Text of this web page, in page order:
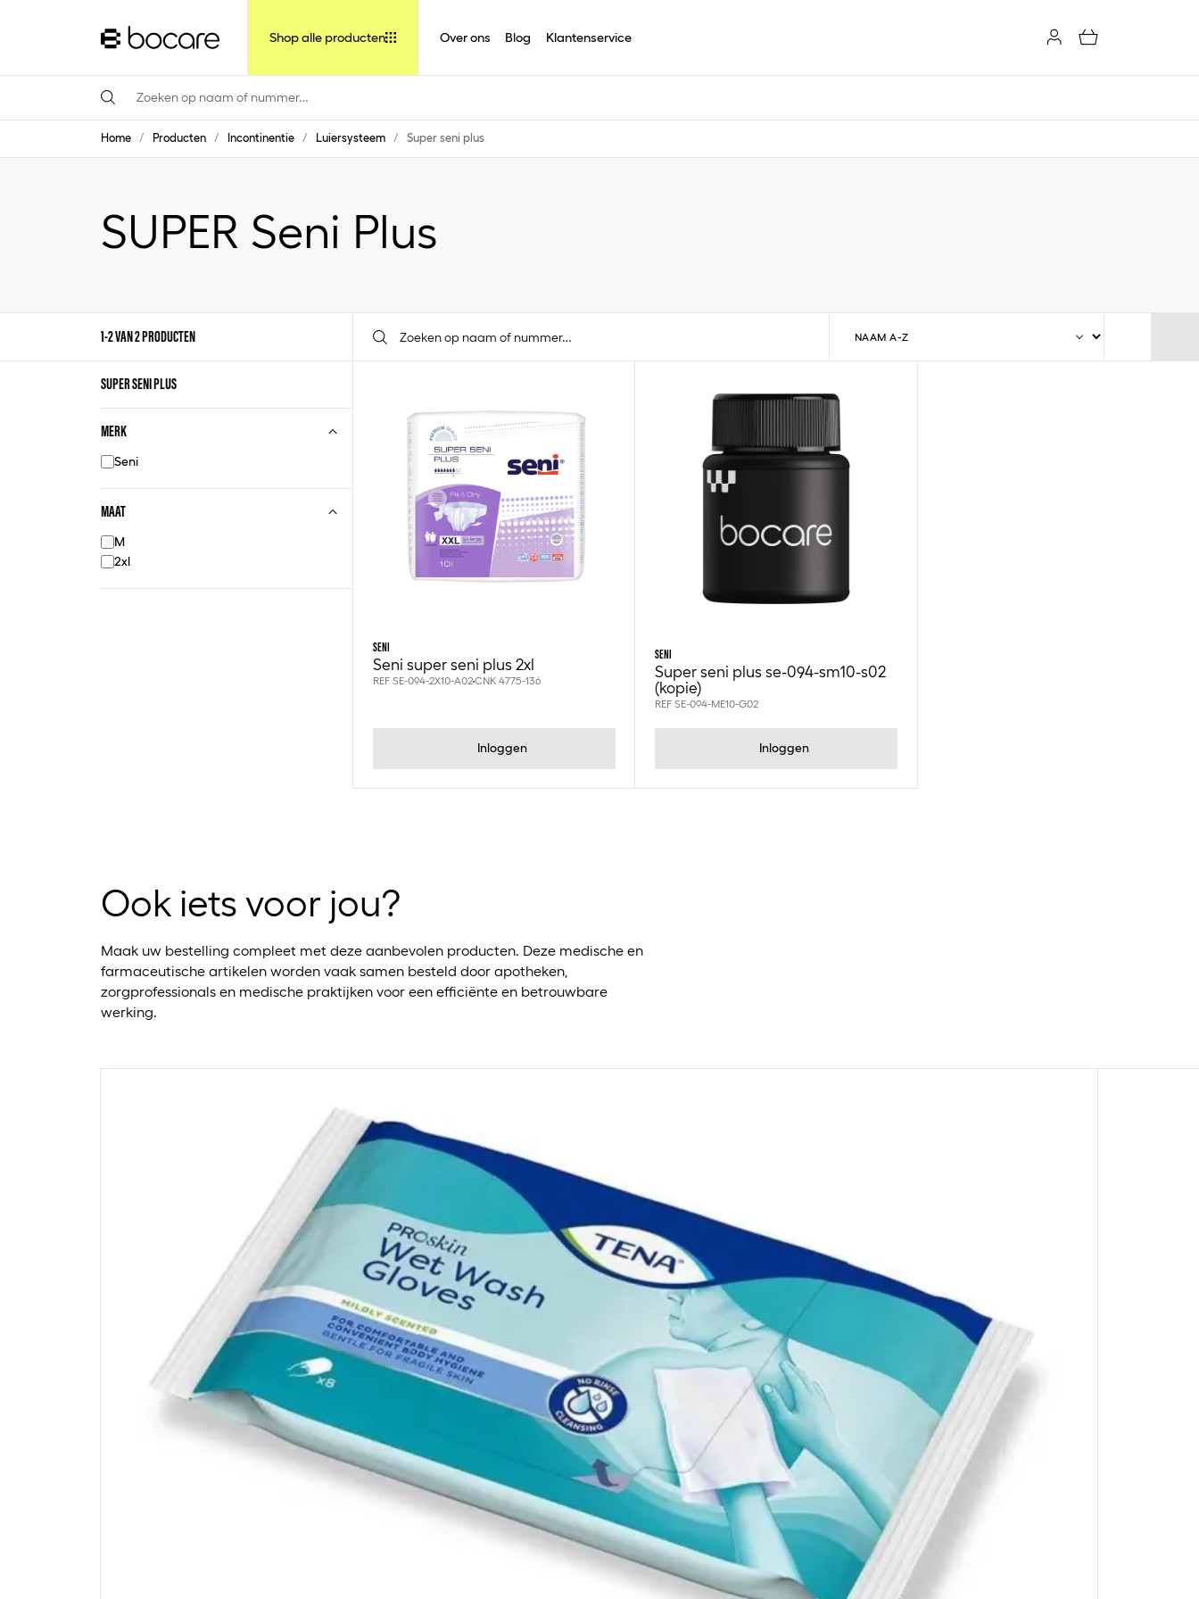
Shop alle producten Over ons Blog Klantenservice
Home / Producten / Incontinentie / Luiersysteem / Super seni plus
SUPER Seni Plus
1-2 VAN 2 PRODUCTEN
SUPER SENI PLUS
MERK
Seni
MAAT
M
2xl
SENI
Seni super seni plus 2xl
REF SE-094-2X10-A02CNK 4775-136
Inloggen
SENI
Super seni plus se-094-sm10-s02
(kopie)
REF SE-094-ME10-G02
Inloggen
Ook iets voor jou?
Maak uw bestelling compleet met deze aanbevolen producten. Deze medische en
farmaceutische artikelen worden vaak samen besteld door apotheken,
zorgprofessionals en medische praktijken voor een efficiënte en betrouwbare
werking.